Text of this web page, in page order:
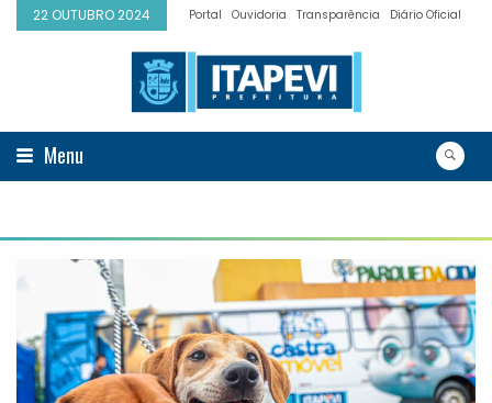
22 OUTUBRO 2024 Portal Ouvidoria Transparência Diário Oficial
Menu